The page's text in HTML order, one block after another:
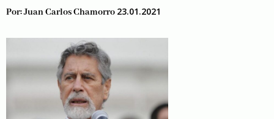
Por:Juan Carlos Chamorro 23.01.2021